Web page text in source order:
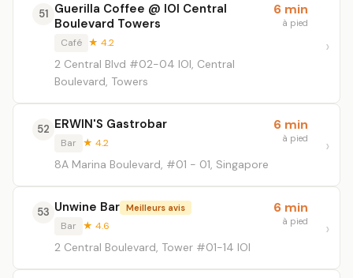
51 Guerilla Coffee @ IOI Central
Boulevard Towers
Café ★ 4.2
2 Central Blvd #02-04 IOI, Central
Boulevard, Towers
6 min
à pied
52 ERWIN'S Gastrobar
Bar ★ 4.2
8A Marina Boulevard, #01 - 01, Singapore
6 min
à pied
53 Unwine Bar Meilleurs avis
Bar ★ 4.6
2 Central Boulevard, Tower #01-14 IOI
6 min
à pied